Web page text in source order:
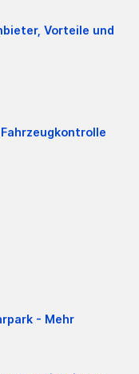
Vorteile und
- Mehr